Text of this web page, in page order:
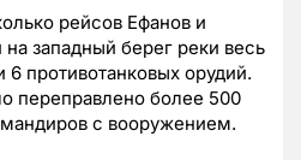
рейсов Ефанов и
западный берег реки весь
6 противотанковых орудий.
переправлено более 500
с вооружением.